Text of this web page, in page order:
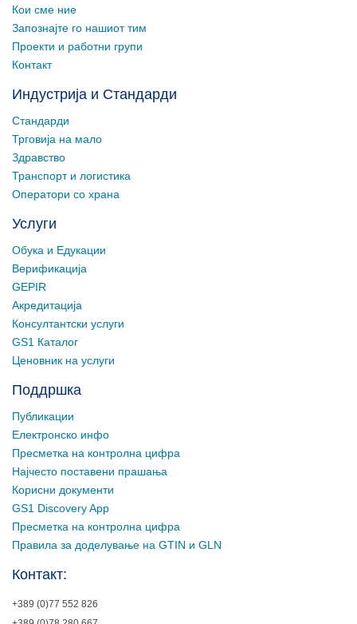
Кои сме ние
Запознајте го нашиот тим
Проекти и работни групи
Контакт
Индустрија и Стандарди
Стандарди
Трговија на мало
Здравство
Транспорт и логистика
Оператори со храна
Услуги
Обука и Едукации
Верификација
GEPIR
Акредитација
Консултантски услуги
GS1 Каталог
Ценовник на услуги
Поддршка
Публикации
Електронско инфо
Пресметка на контролна цифра
Најчесто поставени прашања
Корисни документи
GS1 Discovery App
Пресметка на контролна цифра
Правила за доделување на GTIN и GLN
Контакт:
+389 (0)77 552 826